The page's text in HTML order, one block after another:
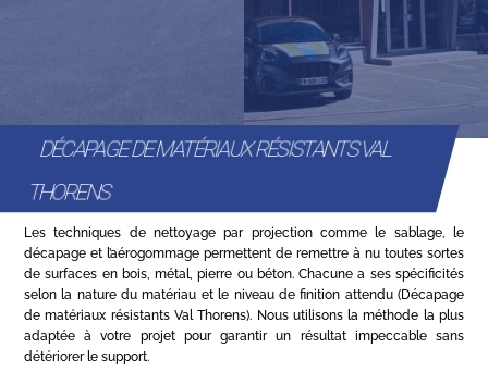
DÉCAPAGE DE MATÉRIAUX RÉSISTANTS VAL
THORENS
Les techniques de nettoyage par projection comme le sablage, le
décapage et l’aérogommage permettent de remettre à nu toutes sortes
de surfaces en bois, métal, pierre ou béton. Chacune a ses spécificités
selon la nature du matériau et le niveau de finition attendu (Décapage
de matériaux résistants Val Thorens). Nous utilisons la méthode la plus
adaptée à votre projet pour garantir un résultat impeccable sans
détériorer le support.